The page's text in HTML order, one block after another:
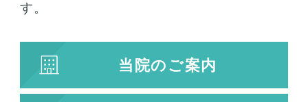
す。
当院のご案内